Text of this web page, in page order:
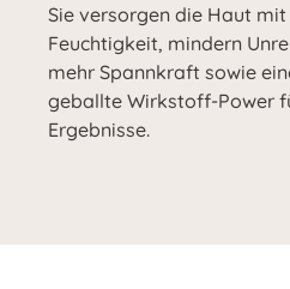
Sie versorgen die Haut
Feuchtigkeit, mindern
mehr Spannkraft sowie
geballte Wirkstoff-Power
Ergebnisse.